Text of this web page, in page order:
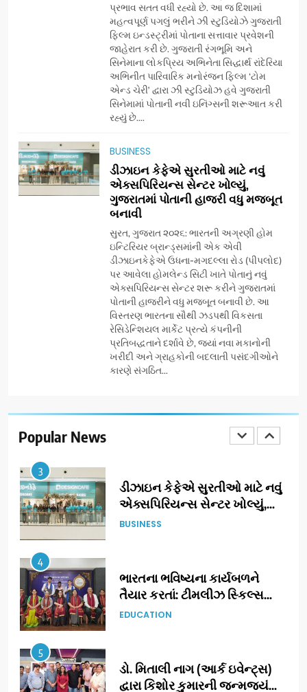
પ્રભાવ સતત વધી રહ્યો છે. આ જ દિશામાં
મહત્વપૂર્ણ પગલું ભરીને ઝી સ્ટુડિયોઝે ગુજરાતી
ફિલ્મ ઇન્ડસ્ટ્રીમાં પોતાના સત્તાવાર પ્રવેશની
જાહેરાત કરી છે. ગુજરાતી રંગભૂમિ અને
સિનેમાના લોકપ્રિય અભિનેતા સિદ્ધાર્થ રાંદેરિયા
અભિનીત પારિવારિક મનોરંજન ફિલ્મ ‘ટોમ
એન્ડ ચેરી’ દ્વારા ઝી સ્ટુડિયોઝ હવે ગુજરાતી
સિનેમામાં પોતાની નવી ઇનિંગ્સની શરૂઆત કરી
રહ્યું છે....
BUSINESS
ડીઝાઇન કેફેએ સુરતીઓ માટે નવું
એક્સપિરિયન્સ સેન્ટર ખોલ્યું,
ગુજરાતમાં પોતાની હાજરી વધુ મજબૂત
બનાવી
સુરત, ગુજરાત ૨૦૨૬: ભારતની અગ્રણી હોમ
ઇન્ટિરિયર બ્રાન્ડ્સમાંની એક એવી
ડીઝાઇનકેફેએ ઉધના-મગદલ્લા રોડ (પીપલોદ)
પર આવેલા હોમલેન્ડ સિટી ખાતે પોતાનું નવું
એક્સપિરિયન્સ સેન્ટર શરૂ કરીને ગુજરાતમાં
પોતાની હાજરીને વધુ મજબૂત બનાવી છે. આ
વિસ્તરણ ભારતના સૌથી ઝડપથી વિકસતા
રેસિડેન્શિયલ માર્કેટ પ્રત્યે કંપનીની
પ્રતિબદ્ધતાને દર્શાવે છે, જ્યાં નવા મકાનોની
ખરીદી અને ગ્રાહકોની બદલાતી પસંદગીઓને
કારણે સંગઠિત...
Popular News
177 દેશો અને 52 લાખ દર્શકો:
ગુજરાતી OTT પ્લેટફોર્મ ‘જોજો’
(JOJO) નો વિશ્વભરમાં દબદબો
BUSINESS
અમદાવાદમાં યોજાયેલા ‘ઓકલ્ટ
ટેરોટ રીડર પુનિતજી લુલ્લા એ ટેરોટ
કાર્ડ રીડિંગ અંગે માહિતી આપી
AHMEDABAD
8
ગ્લોબલ એક્સેલન્સ ફોરમ દ્વારા
નેશનલ લીડરશિપ કોન્કલેવ તથા
ભારત સમ્માન ૨૦૨૬નો ભવ્ય અને
પ્રતિષ્ઠિત કાર્યક્રમ નવી દિલ્હીમાં
સફળતાપૂર્વક યોજાયો
BUSINESS
ગેટ સેટ ગો રિવ્યુ: ગુજરાતી
સિનેમામાં એક્શન અને રોમાંચનો
એક તદ્દન નવો અને અનોખો
અંદાજ
ENTERTAINMENT
ગ્રાન્ડ એન્ટ્રી: સિદ્ધાર્થ રાંદેરિયાની
‘ટોમ એન્ડ ચેરી’ સાથે નવા યુગની
3
ડીઝાઇન કેફેએ સુરતીઓ માટે નવું
એક્સપિરિયન્સ સેન્ટર ખોલ્યું,
ગુજરાતમાં પોતાની હાજરી વધુ
BUSINESS
4
ભારતના ભવિષ્યના કાર્યબળને
તૈયાર કરતાં: ટીમલીઝ સ્કિલ્સ
યુનિવર્સિટીએ 65 સ્નાતકોને ડિગ્રી
EDUCATION
5
ડો. મિતાલી નાગ (આર્ક ઇવેન્ટ્સ)
દ્વારા કિશોર કુમારની જન્મજયંતિ